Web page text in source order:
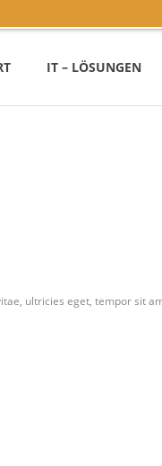
IT – LÖSUNGEN
ultricies eget, tempor sit